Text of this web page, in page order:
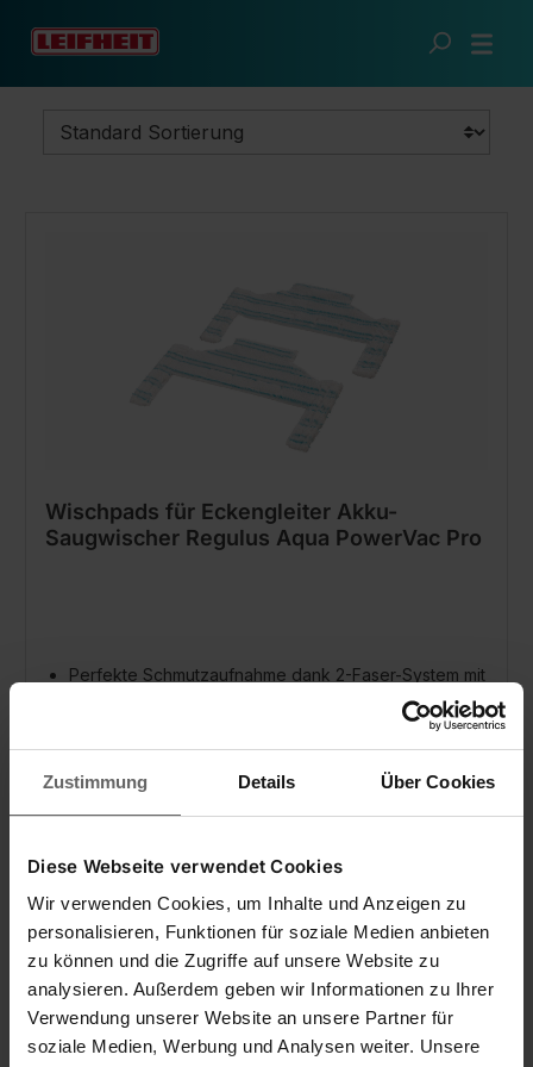
Zustimmung Details Über Cookies
Diese Webseite verwendet Cookies
Wir verwenden Cookies, um Inhalte und Anzeigen zu
personalisieren, Funktionen für soziale Medien anbieten
zu können und die Zugriffe auf unsere Website zu
analysieren. Außerdem geben wir Informationen zu Ihrer
Verwendung unserer Website an unsere Partner für
soziale Medien, Werbung und Analysen weiter. Unsere
Zum Hauptinhalt springen
Wischpads für Eckengleiter Akku-
Saugwischer Regulus Aqua PowerVac Pro
Perfekte Schmutzaufnahme dank 2-Faser-System mit